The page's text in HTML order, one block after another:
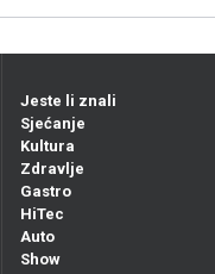
Jeste li znali
Sjećanje
Kultura
Zdravlje
Gastro
HiTec
Auto
Show